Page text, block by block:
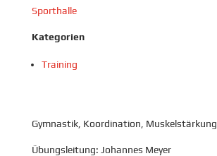
Sporthalle
Kategorien
Training
Gymnastik, Koordination, Muskelstärkung
Übungsleitung: Johannes Meyer